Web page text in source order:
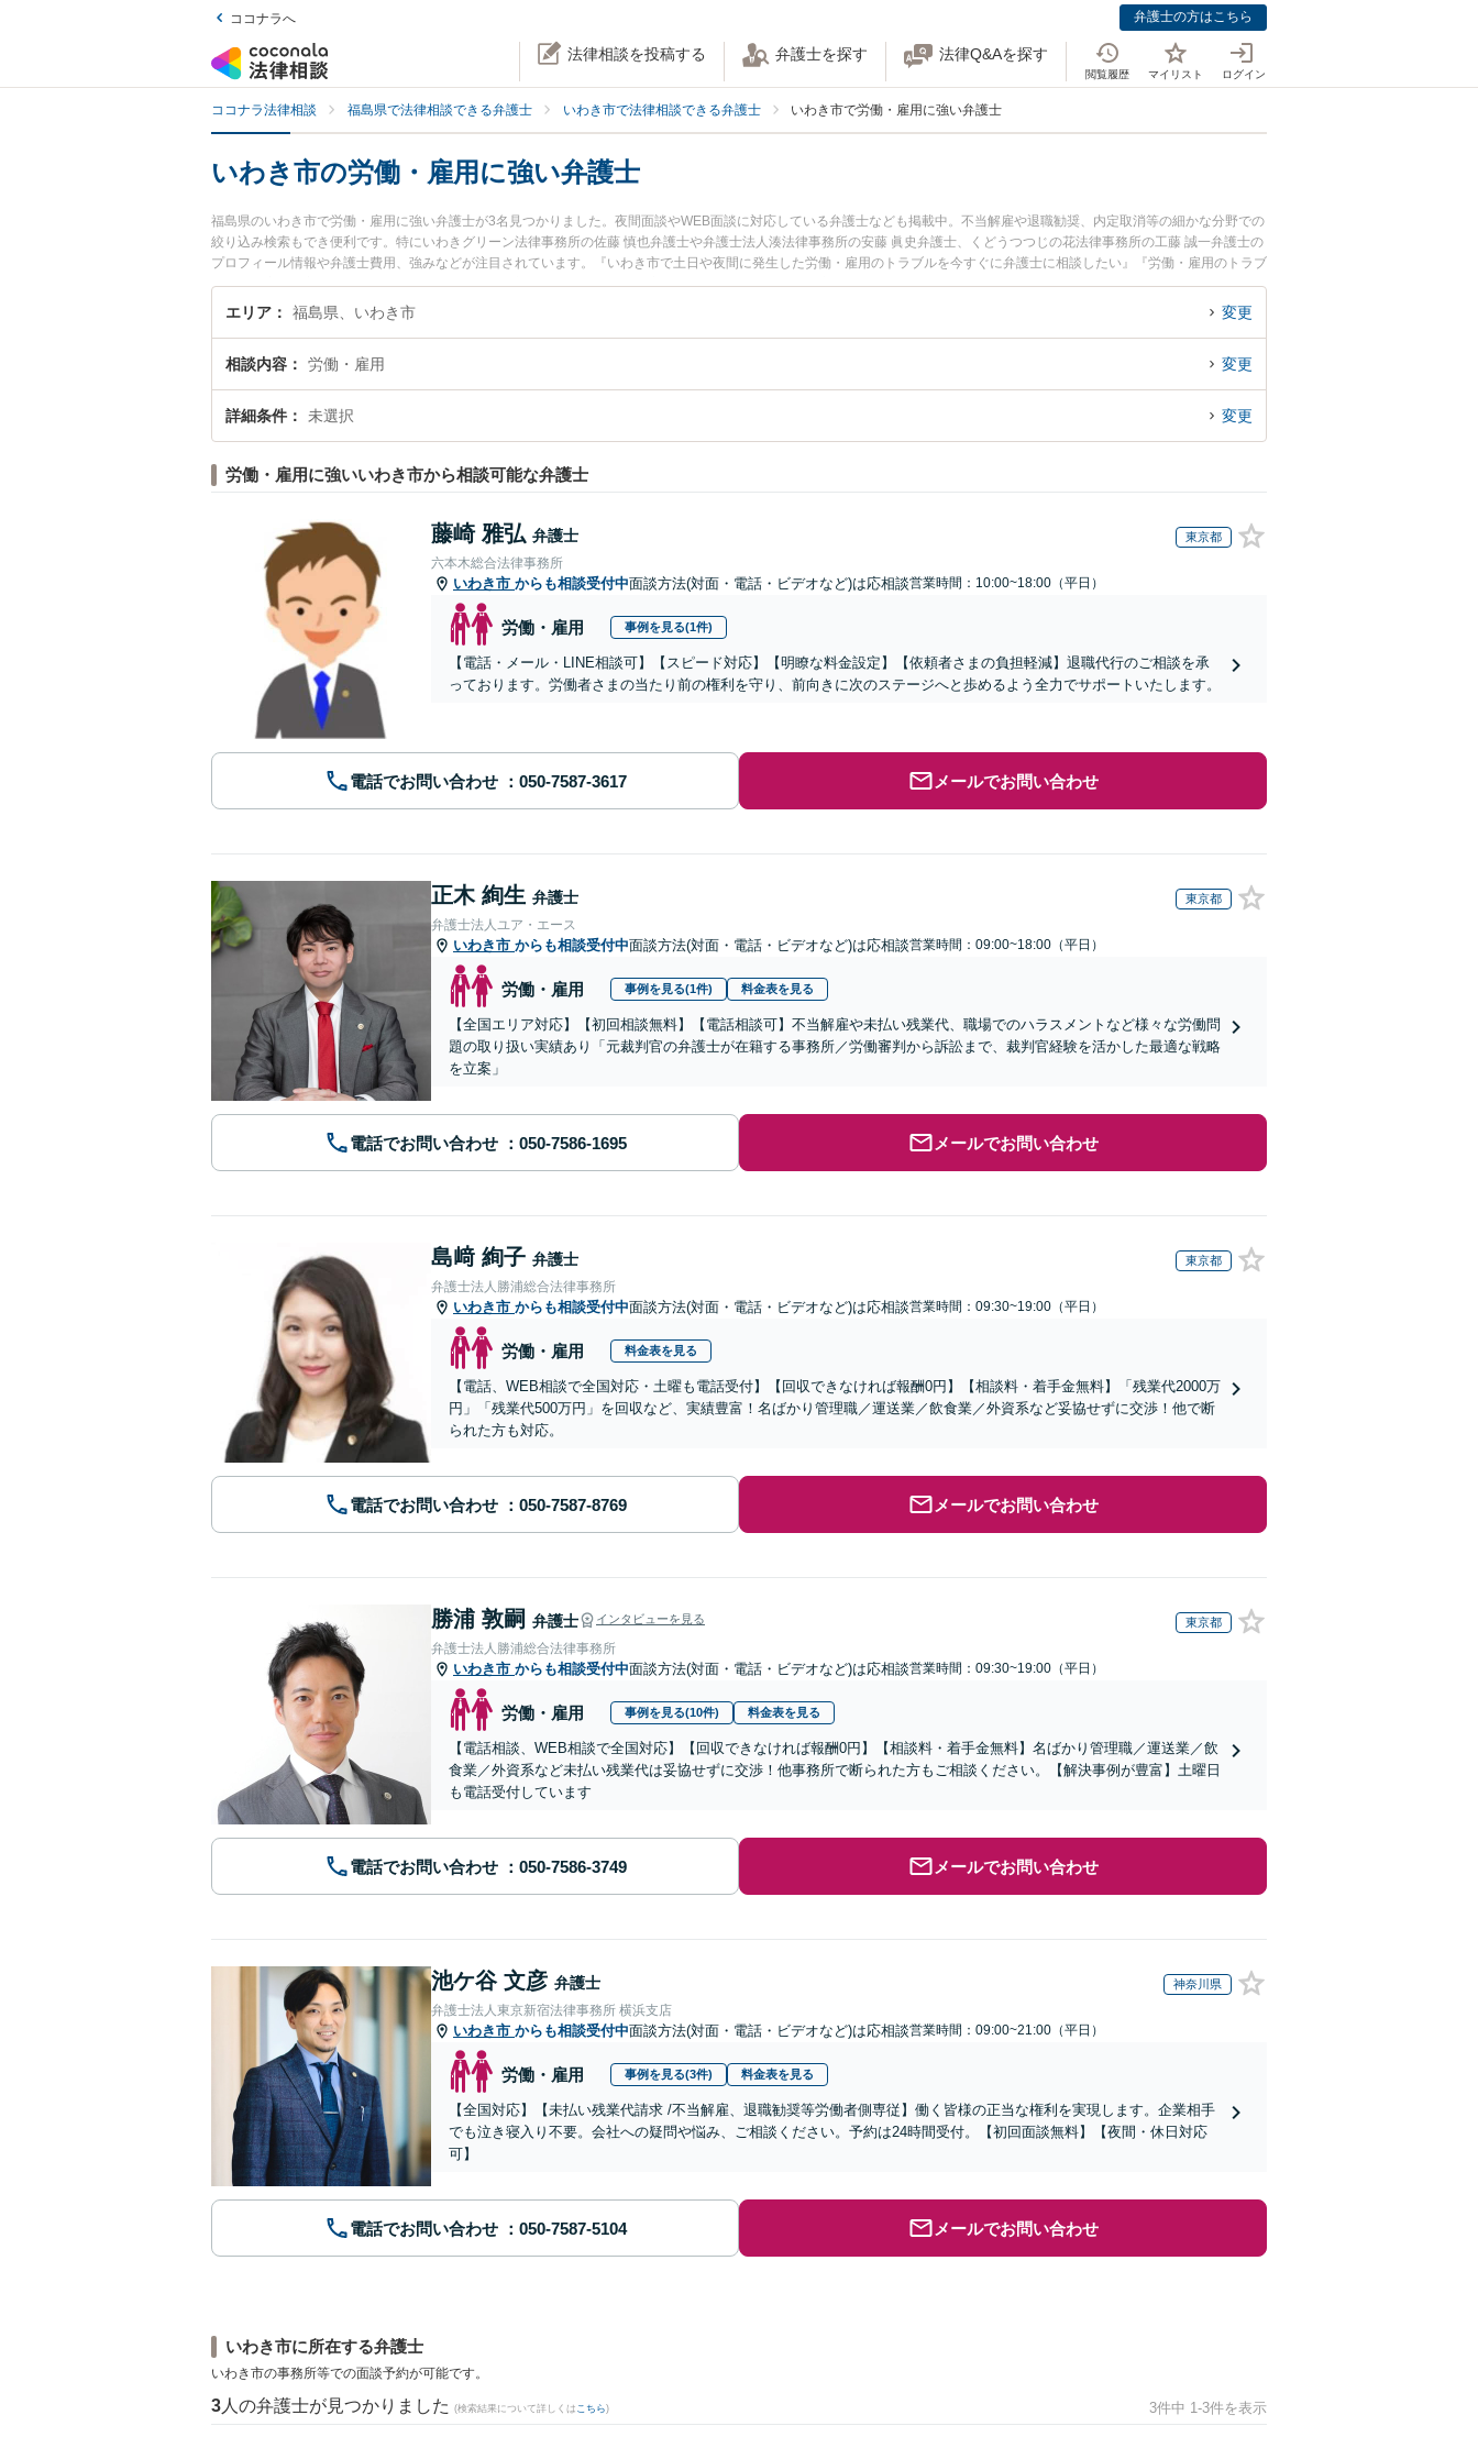
ココナラへ 弁護士の方はこちら
法律相談を投稿する 弁護士を探す 法律Q&Aを探す
閲覧履歴 マイリスト ログイン
ココナラ法律相談 福島県で法律相談できる弁護士 いわき市で法律相談できる弁護士 いわき市で労働・雇用に強い弁護士
いわき市の労働・雇用に強い弁護士
福島県のいわき市で労働・雇用に強い弁護士が3名見つかりました。夜間面談やWEB面談に対応している弁護士なども掲載中。不当解雇や退職勧奨、内定取消等の細かな分野での
絞り込み検索もでき便利です。特にいわきグリーン法律事務所の佐藤 慎也弁護士や弁護士法人湊法律事務所の安藤 眞史弁護士、くどうつつじの花法律事務所の工藤 誠一弁護士の
プロフィール情報や弁護士費用、強みなどが注目されています。『いわき市で土日や夜間に発生した労働・雇用のトラブルを今すぐに弁護士に相談したい』『労働・雇用のトラブ
ル解決の実績豊富な近くの弁護士を検索したい』『初回相談無料で労働・雇用を法律相談できるいわき市内の弁護士に相談予約したい』などでお困りの相談者さんにおすすめで
す。エリア 福島県、いわき市 変更
相談内容 労働・雇用 変更
詳細条件 未選択 変更
労働・雇用に強いいわき市から相談可能な弁護士
藤崎 雅弘 弁護士 東京都
六本木総合法律事務所
いわき市 からも相談受付中面談方法(対面・電話・ビデオなど)は応相談営業時間：10:00~18:00（平日）
労働・雇用 事例を見る(1件)
【電話・メール・LINE相談可】【スピード対応】【明瞭な料金設定】【依頼者さまの負担軽減】退職代行のご相談を承
っております。労働者さまの当たり前の権利を守り、前向きに次のステージへと歩めるよう全力でサポートいたします。
電話でお問い合わせ メールでお問い合わせ
正木 絢生 弁護士 東京都
弁護士法人ユア・エース
いわき市 からも相談受付中面談方法(対面・電話・ビデオなど)は応相談営業時間：09:00~18:00（平日）
労働・雇用 事例を見る(1件) 料金表を見る
【全国エリア対応】【初回相談無料】【電話相談可】不当解雇や未払い残業代、職場でのハラスメントなど様々な労働問
題の取り扱い実績あり「元裁判官の弁護士が在籍する事務所／労働審判から訴訟まで、裁判官経験を活かした最適な戦略
を立案」
電話でお問い合わせ メールでお問い合わせ
島﨑 絢子 弁護士 東京都
弁護士法人勝浦総合法律事務所
いわき市 からも相談受付中面談方法(対面・電話・ビデオなど)は応相談営業時間：09:30~19:00（平日）
労働・雇用 料金表を見る
【電話、WEB相談で全国対応・土曜も電話受付】【回収できなければ報酬0円】【相談料・着手金無料】「残業代2000万
円」「残業代500万円」を回収など、実績豊富！名ばかり管理職／運送業／飲食業／外資系など妥協せずに交渉！他で断
られた方も対応。
電話でお問い合わせ メールでお問い合わせ
勝浦 敦嗣 弁護士 インタビューを見る 東京都
弁護士法人勝浦総合法律事務所
いわき市 からも相談受付中面談方法(対面・電話・ビデオなど)は応相談営業時間：09:30~19:00（平日）
労働・雇用 事例を見る(10件) 料金表を見る
【電話相談、WEB相談で全国対応】【回収できなければ報酬0円】【相談料・着手金無料】名ばかり管理職／運送業／飲
食業／外資系など未払い残業代は妥協せずに交渉！他事務所で断られた方もご相談ください。【解決事例が豊富】土曜日
も電話受付しています
電話でお問い合わせ メールでお問い合わせ
池ケ谷 文彦 弁護士 神奈川県
弁護士法人東京新宿法律事務所 横浜支店
いわき市 からも相談受付中面談方法(対面・電話・ビデオなど)は応相談営業時間：09:00~21:00（平日）
労働・雇用 事例を見る(3件) 料金表を見る
【全国対応】【未払い残業代請求 /不当解雇、退職勧奨等労働者側専従】働く皆様の正当な権利を実現します。企業相手
でも泣き寝入り不要。会社への疑問や悩み、ご相談ください。予約は24時間受付。【初回面談無料】【夜間・休日対応
可】
電話でお問い合わせ メールでお問い合わせ
いわき市に所在する弁護士
いわき市の事務所等での面談予約が可能です。
3 人の弁護士が見つかりました (検索結果について詳しくは こちら) 3件中 1-3件を表示